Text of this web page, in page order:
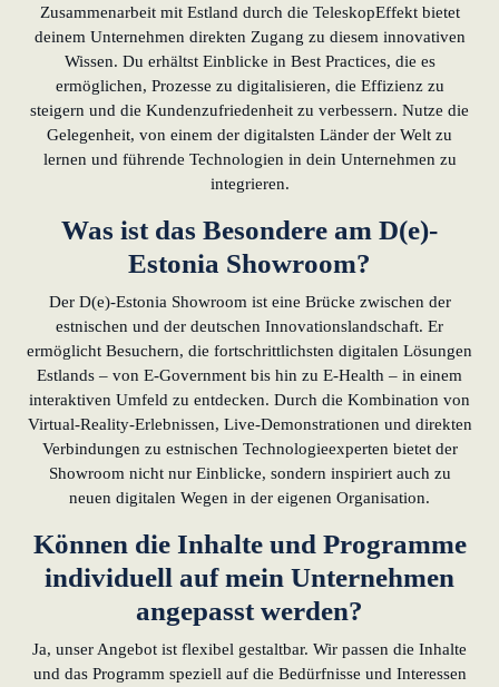
Zusammenarbeit mit Estland durch die TeleskopEffekt bietet
deinem Unternehmen direkten Zugang zu diesem innovativen
Wissen. Du erhältst Einblicke in Best Practices, die es
ermöglichen, Prozesse zu digitalisieren, die Effizienz zu
steigern und die Kundenzufriedenheit zu verbessern. Nutze die
Gelegenheit, von einem der digitalsten Länder der Welt zu
lernen und führende Technologien in dein Unternehmen zu
integrieren.
Was ist das Besondere am D(e)-
Estonia Showroom?
Der D(e)-Estonia Showroom ist eine Brücke zwischen der
estnischen und der deutschen Innovationslandschaft. Er
ermöglicht Besuchern, die fortschrittlichsten digitalen Lösungen
Estlands – von E-Government bis hin zu E-Health – in einem
interaktiven Umfeld zu entdecken. Durch die Kombination von
Virtual-Reality-Erlebnissen, Live-Demonstrationen und direkten
Verbindungen zu estnischen Technologieexperten bietet der
Showroom nicht nur Einblicke, sondern inspiriert auch zu
neuen digitalen Wegen in der eigenen Organisation.
Können die Inhalte und Programme
individuell auf mein Unternehmen
angepasst werden?
Ja, unser Angebot ist flexibel gestaltbar. Wir passen die Inhalte
und das Programm speziell auf die Bedürfnisse und Interessen